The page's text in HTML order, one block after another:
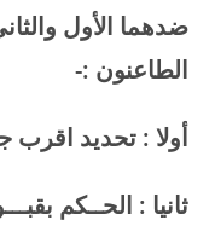
ضدهما الأول
الطاعنون :-
أولا : تحديد
ثانيا : الحــكم